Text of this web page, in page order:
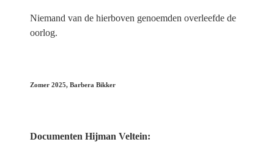
Niemand van de hierboven genoemden overleefde de
oorlog.
Zomer 2025, Barbera Bikker
Documenten Hijman Veltein: